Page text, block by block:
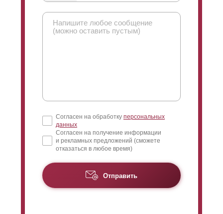
То есть, выбирая забор Вы можете быть уверенны в
его качестве, главное рассчитывайте на свои
пожелания и желаемую суму стоимости готового
Согласен на обработку персональных
данных
Согласен на получение информации
и рекламных предложений (сможете
отказаться в любое время)
Отправить